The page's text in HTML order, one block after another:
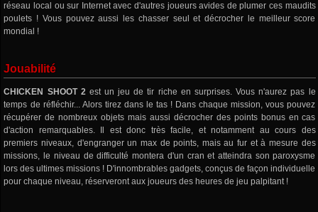
réseau local ou sur Internet avec d'autres joueurs avides de plumer ces maudits
poulets ! Vous pouvez aussi les chasser seul et décrocher le meilleur score
mondial !
Jouabilité
CHICKEN SHOOT 2est un jeu de tir riche en surprises. Vous n'aurez pas le
temps de réfléchir... Alors tirez dans le tas ! Dans chaque mission, vous pouvez
récupérer de nombreux objets mais aussi décrocher des points bonus en cas
d'action remarquables. Il est donc très facile, et notamment au cours des
premiers niveaux, d'engranger un max de points, mais au fur et à mesure des
missions, le niveau de difficulté montera d'un cran et atteindra son paroxysme
lors des ultimes missions ! D'innombrables gadgets, conçus de façon individuelle
pour chaque niveau, réserveront aux joueurs des heures de jeu palpitant !